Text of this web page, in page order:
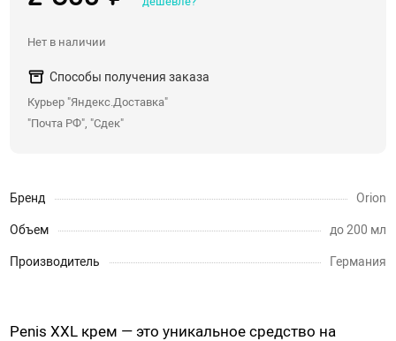
С вибрацией
С римминг эффектом
Массажеры простаты
Души, клизмы
Страпоны
Бренд Orion
Объем до 200 мл
Производитель Германия
Нет в наличии
Способы получения заказа
Курьер "Яндекс.Доставка"
"Почта РФ", "Сдек"
Penis XXL крем — это уникальное средство на